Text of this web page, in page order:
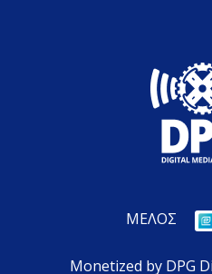
ΜΕΛΟΣ
Monetized by DPG